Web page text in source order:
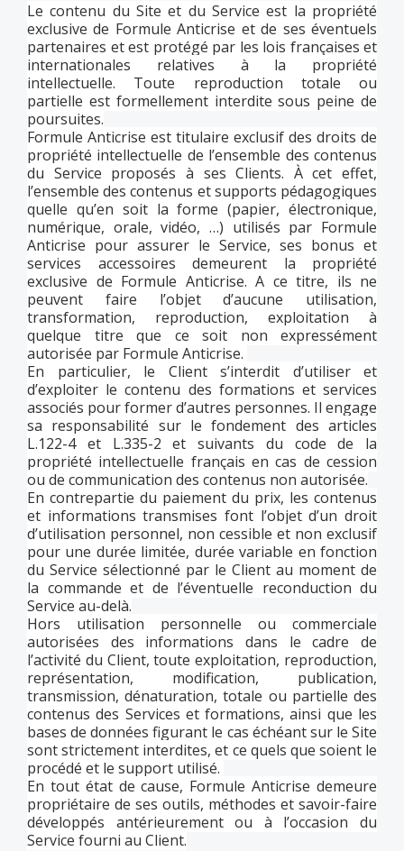
Le contenu du Site et du Service est la propriété
exclusive de Formule Anticrise et de ses éventuels
partenaires et est protégé par les lois françaises et
internationales relatives à la propriété
intellectuelle. Toute reproduction totale ou
partielle est formellement interdite sous peine de
poursuites.
Formule Anticrise est titulaire exclusif des droits de
propriété intellectuelle de l’ensemble des contenus
du Service proposés à ses Clients. À cet effet,
l’ensemble des contenus et supports pédagogiques
quelle qu’en soit la forme (papier, électronique,
numérique, orale, vidéo, …) utilisés par Formule
Anticrise pour assurer le Service, ses bonus et
services accessoires demeurent la propriété
exclusive de Formule Anticrise. A ce titre, ils ne
peuvent faire l’objet d’aucune utilisation,
transformation, reproduction, exploitation à
quelque titre que ce soit non expressément
autorisée par Formule Anticrise.
En particulier, le Client s’interdit d’utiliser et
d’exploiter le contenu des formations et services
associés pour former d’autres personnes. Il engage
sa responsabilité sur le fondement des articles
L.122-4 et L.335-2 et suivants du code de la
propriété intellectuelle français en cas de cession
ou de communication des contenus non autorisée.
En contrepartie du paiement du prix, les contenus
et informations transmises font l’objet d’un droit
d’utilisation personnel, non cessible et non exclusif
pour une durée limitée, durée variable en fonction
du Service sélectionné par le Client au moment de
la commande et de l’éventuelle reconduction du
Service au-delà.
Hors utilisation personnelle ou commerciale
autorisées des informations dans le cadre de
l’activité du Client, toute exploitation, reproduction,
représentation, modification, publication,
transmission, dénaturation, totale ou partielle des
contenus des Services et formations, ainsi que les
bases de données figurant le cas échéant sur le Site
sont strictement interdites, et ce quels que soient le
procédé et le support utilisé.
En tout état de cause, Formule Anticrise demeure
propriétaire de ses outils, méthodes et savoir-faire
développés antérieurement ou à l’occasion du
Service fourni au Client.